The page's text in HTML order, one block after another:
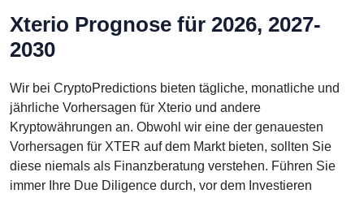
Xterio Prognose für 2026, 2027-
2030
Wir bei CryptoPredictions bieten tägliche, monatliche und
jährliche Vorhersagen für Xterio und andere
Kryptowährungen an. Obwohl wir eine der genauesten
Vorhersagen für XTER auf dem Markt bieten, sollten Sie
diese niemals als Finanzberatung verstehen. Führen Sie
immer Ihre Due Diligence durch, vor dem Investieren